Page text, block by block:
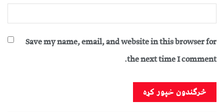
Save my name, email, and website in this browser for
the next time I comment.